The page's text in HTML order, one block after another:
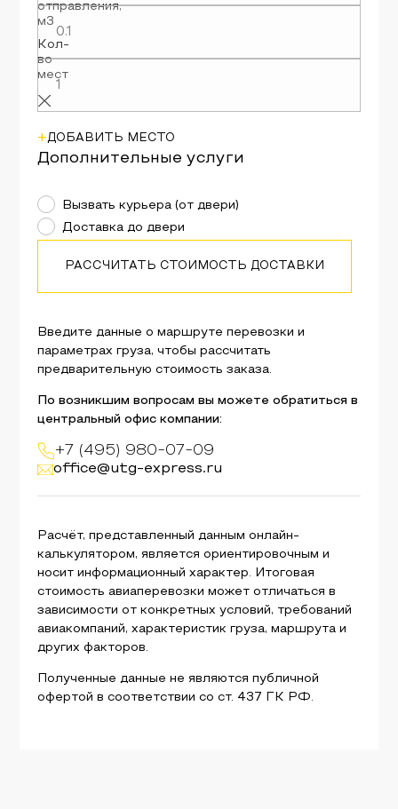
Введите данные о маршруте перевозки и
параметрах груза, чтобы рассчитать
предварительную стоимость заказа.
По возникшим вопросам вы можете обратиться в
центральный офис компании:
+7 (495) 980-07-09
office@utg-express.ru
Расчёт, представленный данным онлайн-
калькулятором, является ориентировочным и
носит информационный характер. Итоговая
стоимость авиаперевозки может отличаться в
зависимости от конкретных условий, требований
авиакомпаний, характеристик груза, маршрута и
других факторов.
Полученные данные не являются публичной
офертой в соответствии со ст. 437 ГК РФ.
отправления,
м3
Кол-
во
мест
+ДОБАВИТЬ МЕСТО
Дополнительные услуги
Вызвать курьера (от двери)
Доставка до двери
РАССЧИТАТЬ СТОИМОСТЬ ДОСТАВКИ